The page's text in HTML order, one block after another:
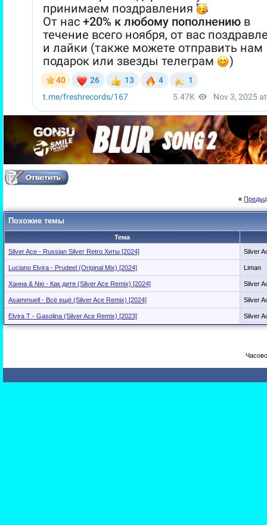
«
Похожие темы
Тема
Silver Ace - Russian Silver Retro Хиты [2024]
Silver
Luciano Elvira - Prudeel (Original Mix) [2024] Liman
Ханна & Nю - Как дитя (Silver Ace Remix) [2024] Silver
Asammuell - Всё ещё (Silver Ace Remix) [2024] Silver
Elvira T - Gasolina (Silver Ace Remix) [2023] Silver